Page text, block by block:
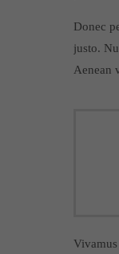
Donec
justo.
Aenean
Vivamus